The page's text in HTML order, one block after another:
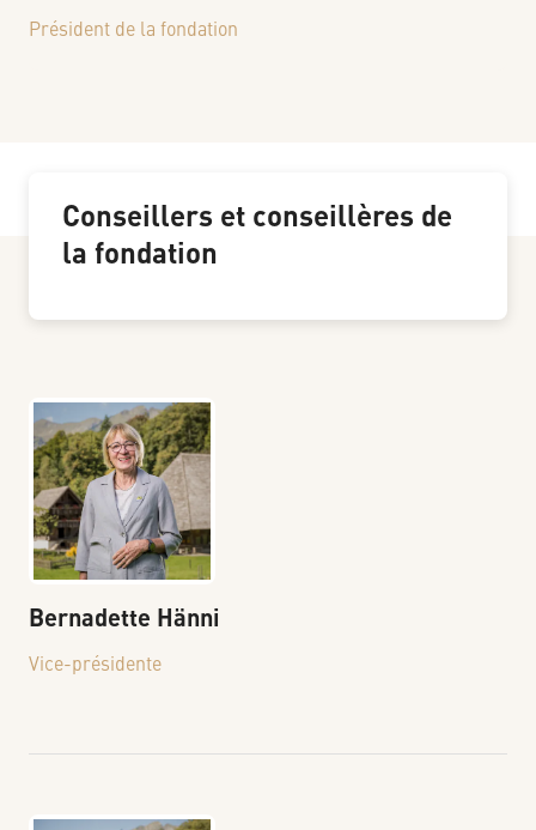
Président de la fondation
Conseillers et conseillères de
la fondation
Bernadette Hänni
Vice-présidente